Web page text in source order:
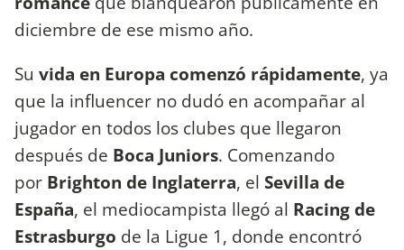
diciembre de ese mismo año.
Su vida en Europa comenzó rápidamente, ya
que la influencer no dudó en acompañar al
jugador en todos los clubes que llegaron
después de Boca Juniors. Comenzando
por Brighton de Inglaterra, el Sevilla de
España, el mediocampista llegó al Racing de
Estrasburgo de la Ligue 1, donde encontró